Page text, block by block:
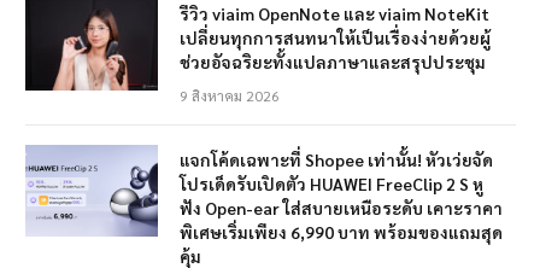
รีวิว viaim OpenNote และ viaim NoteKit
เปลี่ยนทุกการสนทนาให้เป็นเรื่องง่ายด้วยผู้
ช่วยอัจฉริยะทั้งแปลภาษาและสรุปประชุม
9 สิงหาคม 2026
แจกโค้ดเฉพาะที่ Shopee เท่านั้น! หัวเว่ยจัด
โปรเด็ดรับเปิดตัว HUAWEI FreeClip 2 S หู
ฟัง Open-ear ใส่สบายเหนือระดับ เคาะราคา
พิเศษเริ่มเพียง 6,990 บาท พร้อมของแถมสุด
คุ้ม